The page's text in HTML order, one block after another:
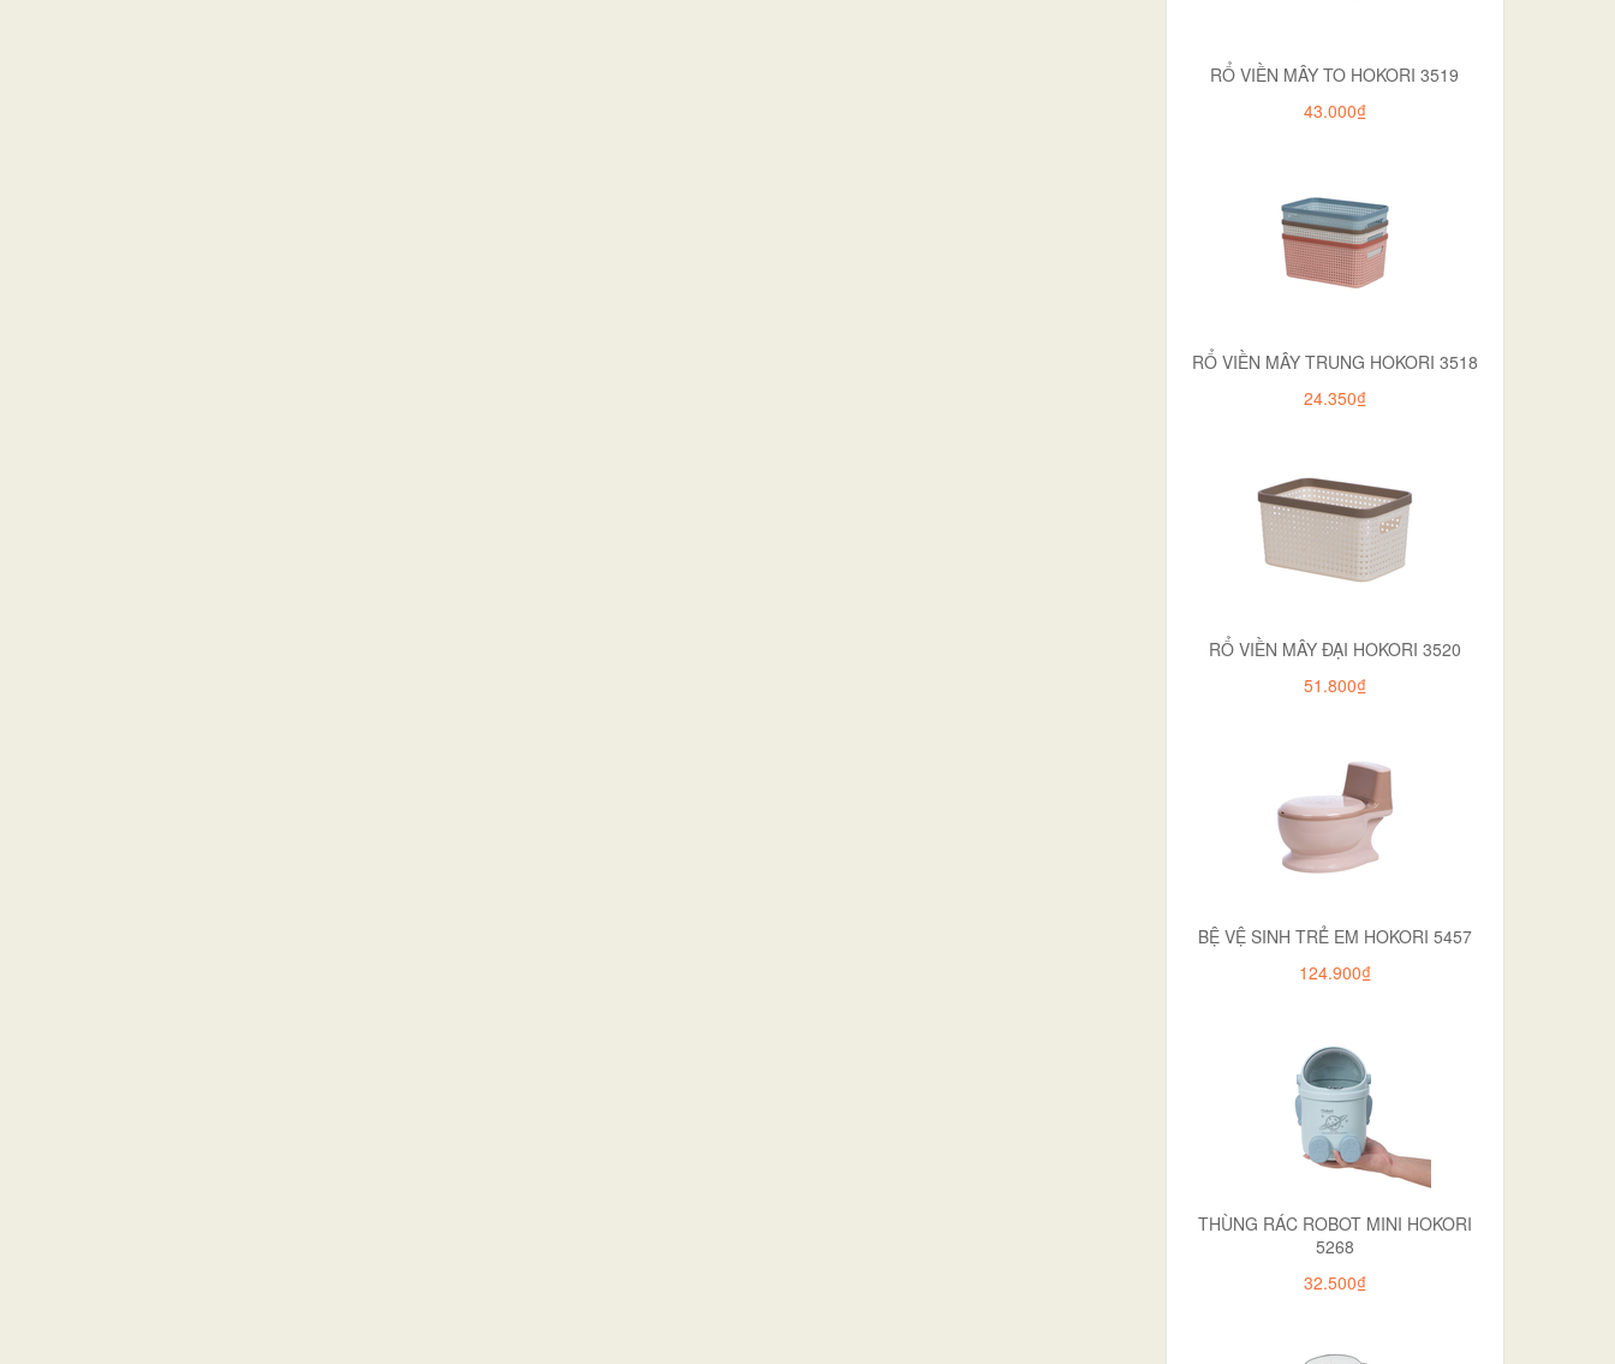
RỔ VIỀN MÂY TO HOKORI 3519
43.000₫
RỔ VIỀN MÂY TRUNG HOKORI 3518
24.350₫
RỔ VIỀN MÂY ĐẠI HOKORI 3520
51.800₫
BỆ VỆ SINH TRẺ EM HOKORI 5457
124.900₫
THÙNG RÁC ROBOT MINI HOKORI
5268
32.500₫